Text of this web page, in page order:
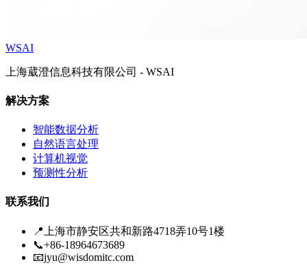
WSAI
上海葳澄信息科技有限公司 - WSAI
解决方案
智能数据分析
自然语言处理
计算机视觉
预测性分析
联系我们
📍 上海市静安区共和新路4718弄10号1楼
📞+86-18964673689
📧jyu@wisdomitc.com